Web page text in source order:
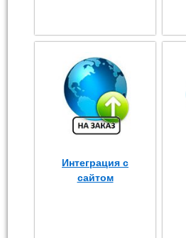
Интеграция с
сайтом